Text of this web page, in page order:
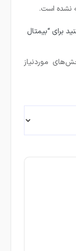
نشده است.
برای “بیمتال
موردنیاز